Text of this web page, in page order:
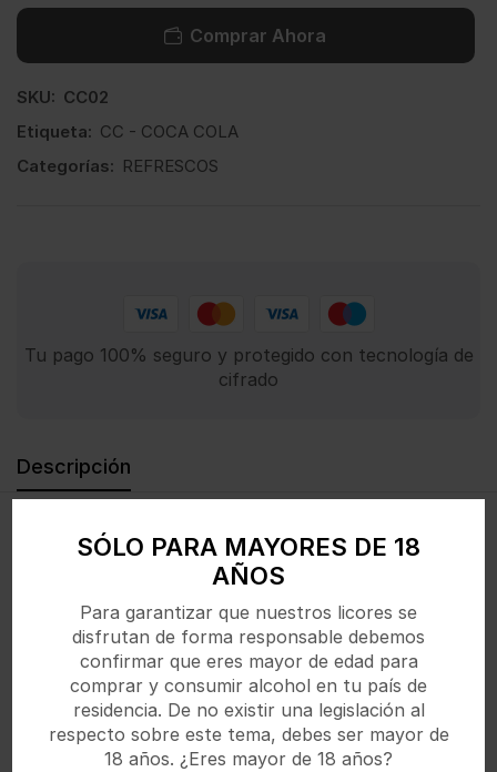
SÓLO PARA MAYORES DE 18
AÑOS
Para garantizar que nuestros licores se
disfrutan de forma responsable debemos
confirmar que eres mayor de edad para
comprar y consumir alcohol en tu país de
residencia. De no existir una legislación al
respecto sobre este tema, debes ser mayor de
18 años. ¿Eres mayor de 18 años?
Comprar Ahora
SKU: CC02
Etiqueta: CC - COCA COLA
Categorías: REFRESCOS
Tu pago 100% seguro y protegido con tecnología de
cifrado
Descripción
Refresco emblemático que combina el sabor original
de Coca-Cola con un delicado toque de vainilla,
ofreciendo una experiencia suave, dulce y
refrescante. Ideal para disfrutar sola o en cócteles
creativos.
Productos Relacionados